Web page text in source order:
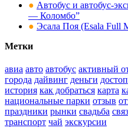
● Автобус и автобус-
— Коломбо”
● Эсала Поя (Esala Full
Метки
авиа авто автобус активный
города дайвинг деньги
история как добраться карта
национальные парки отзыв
праздники рынки свадьба
транспорт чай экскурсии